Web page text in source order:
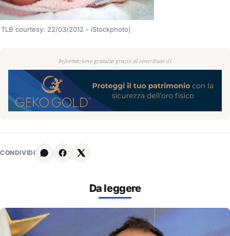
TLB courtesy: 22/03/2012 - iStockphoto|
Informazione gratuita grazie al contributo di
CONDIVIDI
Da leggere